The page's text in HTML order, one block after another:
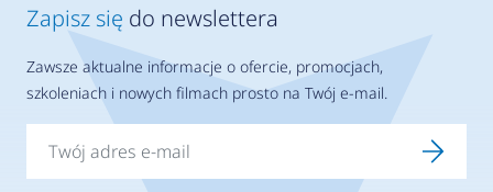
Zapisz się do newslettera
Zawsze aktualne informacje o ofercie, promocjach,
szkoleniach i nowych filmach prosto na Twój e-mail.